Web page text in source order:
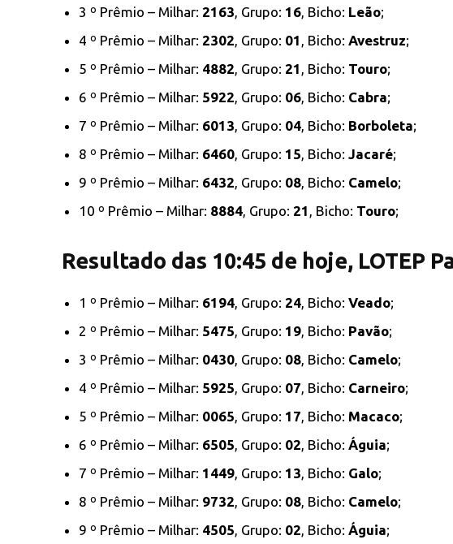
3 º Prêmio – Milhar: 2163, Grupo: 16, Bicho: Leão;
4 º Prêmio – Milhar: 2302, Grupo: 01 , Bicho: Avestruz;
5 º Prêmio – Milhar: 4882, Grupo: 21 , Bicho: Touro;
6 º Prêmio – Milhar: 5922, Grupo: 06, Bicho: Cabra;
7 º Prêmio – Milhar: 6013, Grupo: 04, Bicho: Borboleta;
8 º Prêmio – Milhar: 6460, Grupo: 15, Bicho: Jacaré;
9 º Prêmio – Milhar: 6432, Grupo: 08, Bicho: Camelo;
10 º Prêmio – Milhar: 8884, Grupo: 21 , Bicho: Touro;
Resultado das 10:45 de hoje, LOTEP
1 º Prêmio – Milhar: 6194, Grupo: 24, Bicho: Veado;
2 º Prêmio – Milhar: 5475, Grupo: 19, Bicho: Pavão;
3 º Prêmio – Milhar: 0430, Grupo: 08, Bicho: Camelo;
4 º Prêmio – Milhar: 5925, Grupo: 07, Bicho: Carneiro;
5 º Prêmio – Milhar: 0065, Grupo: 17, Bicho: Macaco;
6 º Prêmio – Milhar: 6505, Grupo: 02, Bicho: Águia;
7 º Prêmio – Milhar: 1449, Grupo: 13, Bicho: Galo;
8 º Prêmio – Milhar: 9732, Grupo: 08, Bicho: Camelo;
9 º Prêmio – Milhar: 4505, Grupo: 02, Bicho: Águia;